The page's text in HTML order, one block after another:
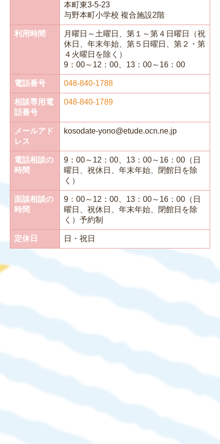
本町東3-5-23
与野本町小学校 複合施設2階
利用時間
月曜日～土曜日、第１～第４日曜日（祝
休日、年末年始、第５日曜日、第２・第
４火曜日を除く）
9：00～12：00、13：00～16：00
電話番号 048-840-1788
相談専用電
話番号
048-840-1789
メールアド
レス
kosodate-yono@etude.ocn.ne.jp
電話相談の
時間
9：00～12：00、13：00～16：00（日
曜日、祝休日、年末年始、閉館日を除
く）
面談相談の
時間
9：00～12：00、13：00～16：00（日
曜日、祝休日、年末年始、閉館日を除
く）予約制
定休日 日・祝日